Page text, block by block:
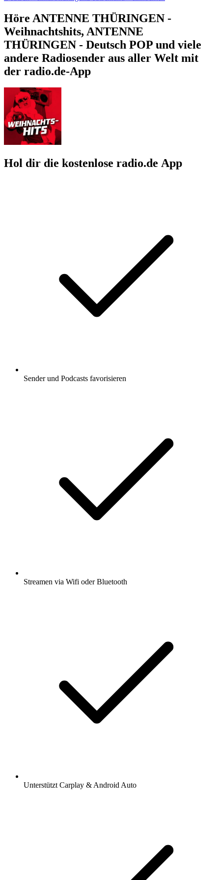
Höre ANTENNE THÜRINGEN -
Weihnachtshits, ANTENNE
THÜRINGEN - Deutsch POP und viele
andere Radiosender aus aller Welt mit
der radio.de-App
Hol dir die kostenlose radio.de App
Sender und Podcasts favorisieren
Streamen via Wifi oder Bluetooth
Unterstützt Carplay & Android Auto